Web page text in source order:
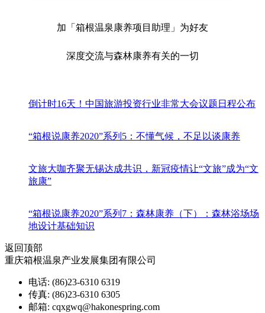
加「箱根温泉康养项目助理」为好友
深度交流与森林康养有关的一切
倒计时16天！中国旅游投资行业非常大会议题日程公布
“箱根说康养2020”系列5：不懂气候，不足以谈康养
文旅大咖齐聚无锡达成共识，新冠疫情让“文旅”成为“文
旅康”
“箱根说康养2020”系列7：森林康养（下）：森林浴场场
地设计基础知识
返回顶部
重庆箱根温泉产业发展集团有限公司
电话: (86)23-6310 6319
传真: (86)23-6310 6305
邮箱: cqxgwq@hakonespring.com